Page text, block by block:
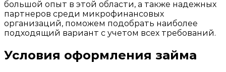
большой опыт в этой области, а также надежных
партнеров среди микрофинансовых
организаций, поможем подобрать наиболее
подходящий вариант с учетом всех требований.
Условия оформления займа